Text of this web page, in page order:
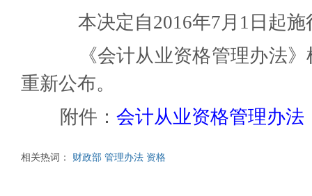
本决定自2016年7月 1 日起施
《会计从业资格管理办法》
重新公布。
附件： 会计从业资格管理办法
相关热词： 财政部 管理办法 资格